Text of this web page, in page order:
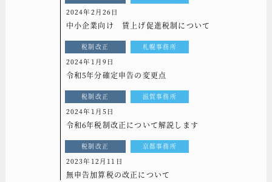
2024年2月26日
中小企業向け 賃上げ促進税制について
税制改正 札幌事務所
2024年1月9日
令和5年分確定申告の変更点
税制改正 滋賀事務所
2024年1月5日
令和6年税制改正について解説します
税制改正 京都事務所
2023年12月11日
無申告加算税の改正について